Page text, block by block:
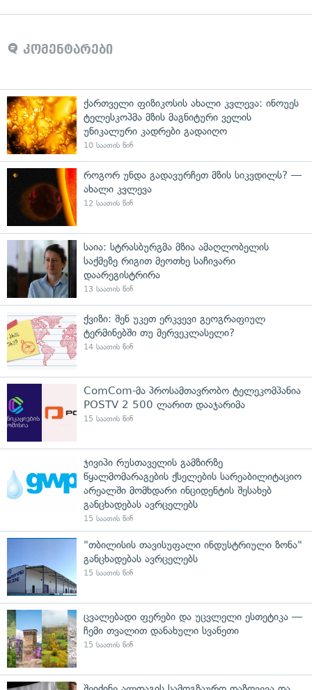
კომენტარები
ქართველი ფიზიკოსის ახალი კვლევა: ინოუეს
ტელესკოპმა მზის მაგნიტური ველის
უნიკალური კადრები გადაიღო
10 საათის წინ
როგორ უნდა გადავურჩეთ მზის სიკვდილს? —
ახალი კვლევა
12 საათის წინ
საია: სტრასბურგმა მზია ამაღლობელის
საქმეზე რიგით მეოთხე საჩივარი
დაარეგისტრირა
13 საათის წინ
ქვიზი: შენ უკეთ ერკვევი გეოგრაფიულ
ტერმინებში თუ მერვეკლასელი?
14 საათის წინ
ComCom-მა პროსამთავრობო ტელეკომპანია
POSTV 2 500 ლარით დააჯარიმა
15 საათის წინ
ჯივიპი რუსთაველის გამზირზე
წყალმომარაგების ქსელების სარეაბილიტაციო
არეალში მომხდარი ინციდენტის შესახებ
განცხადებას ავრცელებს
15 საათის წინ
"თბილისის თავისუფალი ინდუსტრიული ზონა"
განცხადებას ავრცელებს
15 საათის წინ
ცვალებადი ფერები და უცვლელი ესთეტიკა —
ჩემი თვალით დანახული სვანეთი
15 საათის წინ